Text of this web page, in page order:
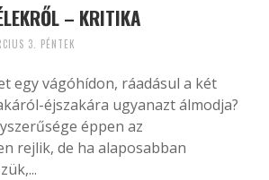
– KRITIKA
3. PÉNTEK
egy vágóhídon, ráadásul a két
éjszakára ugyanazt álmodja?
éppen az
rejlik, de ha alaposabban